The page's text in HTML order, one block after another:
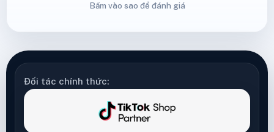
Bấm vào sao để đánh giá
Đối tác chính thức: